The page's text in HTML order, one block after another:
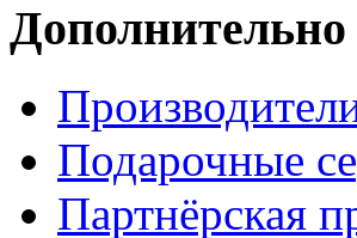
Дополнительно
Подарочные
Партнёрская